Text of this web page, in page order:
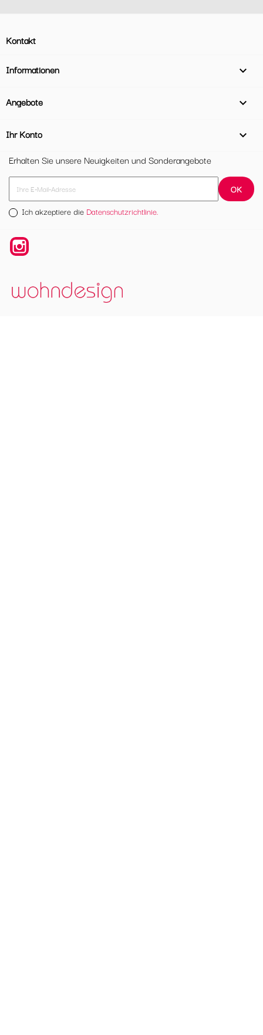
Kontakt
Informationen 
Angebote 
Ihr Konto

Erhalten Sie unsere Neuigkeiten und Sonderangebote
Ich akzeptiere die Datenschutzrichtlinie.